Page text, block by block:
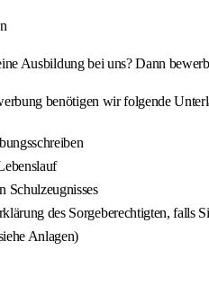
Ausbildung bei uns? Dann
benötigen wir folgende
Schulzeugnisses
des Sorgeberechtigten, falls
Anlagen)